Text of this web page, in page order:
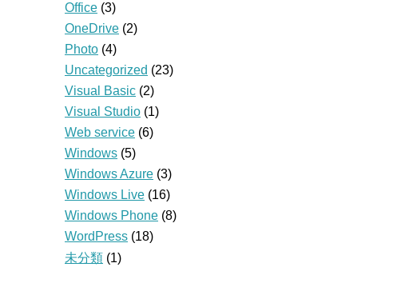
Office (3)
OneDrive (2)
Photo (4)
Uncategorized (23)
Visual Basic (2)
Visual Studio (1)
Web service (6)
Windows (5)
Windows Azure (3)
Windows Live (16)
Windows Phone (8)
WordPress (18)
未分類 (1)